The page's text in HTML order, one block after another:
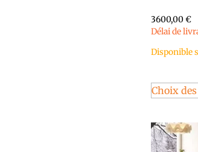
3600,00€
Délai de
Disponible
Choix